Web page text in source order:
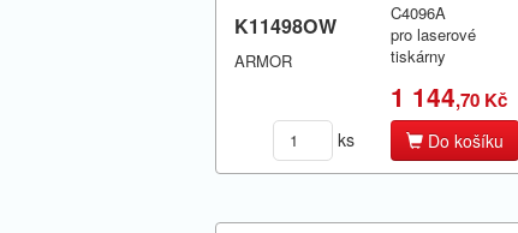
K11498OW
ARMOR
C4096A
pro laserové
tiskárny
1 144,70 Kč
ks Do košíku